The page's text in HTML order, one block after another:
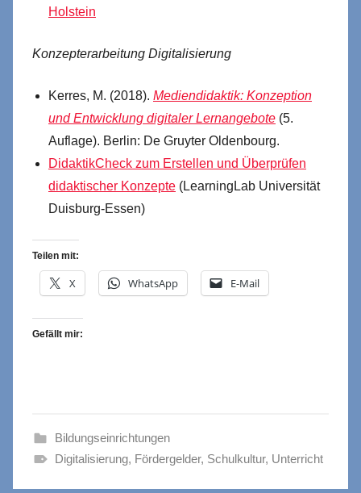
Holstein
Konzepterarbeitung Digitalisierung
Kerres, M. (2018). Mediendidaktik: Konzeption
und Entwicklung digitaler Lernangebote (5.
Auflage). Berlin: De Gruyter Oldenbourg.
DidaktikCheck zum Erstellen und Überprüfen
didaktischer Konzepte (LearningLab Universität
Duisburg-Essen)
Teilen mit:
X WhatsApp E-Mail
Gefällt mir:
Bildungseinrichtungen
Digitalisierung, Fördergelder, Schulkultur, Unterricht